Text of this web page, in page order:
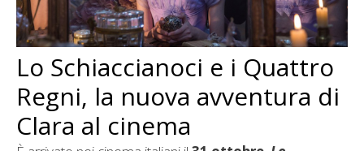
Lo Schiaccianoci e i Quattro
Regni, la nuova avventura di
Clara al cinema